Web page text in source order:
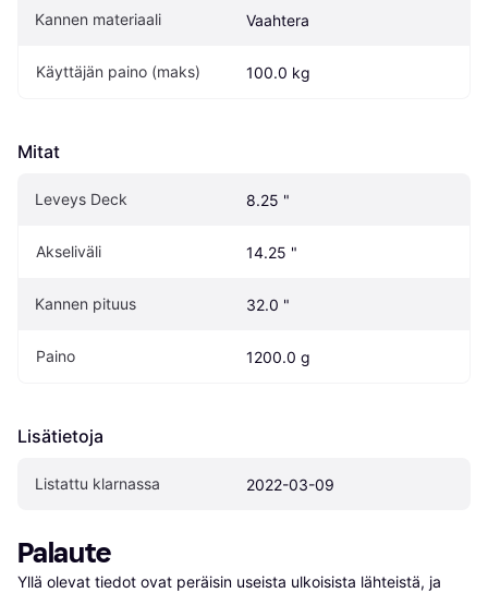
Kannen materiaali Vaahtera
Käyttäjän paino (maks) 100.0 kg
Mitat
Leveys Deck 8.25 "
Akseliväli 14.25 "
Kannen pituus 32.0 "
Paino 1200.0 g
Lisätietoja
Listattu klarnassa 2022-03-09
Palaute
Yllä olevat tiedot ovat peräisin useista ulkoisista lähteistä, ja